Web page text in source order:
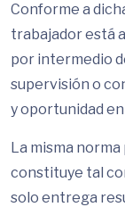
Conforme a
trabajador está
por intermedio
supervisión o
y oportunidad
La misma
constituye tal
solo entrega